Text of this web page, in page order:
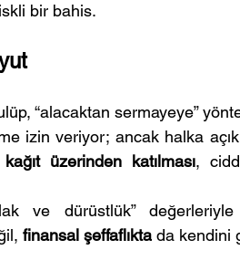
bir bahis.
“alacaktan sermayeye”
izin veriyor; ancak halka açık
kağıt üzerinden katılması,
ve dürüstlük”
finansal şeffaflıkta da kendini